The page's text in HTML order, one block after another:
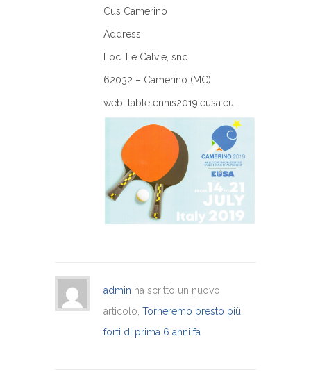
Cus Camerino
Address:
Loc. Le Calvie, snc
62032 – Camerino (MC)
web: tabletennis2019.eusa.eu
admin ha scritto un nuovo
articolo, Torneremo presto più
forti di prima 6 anni fa